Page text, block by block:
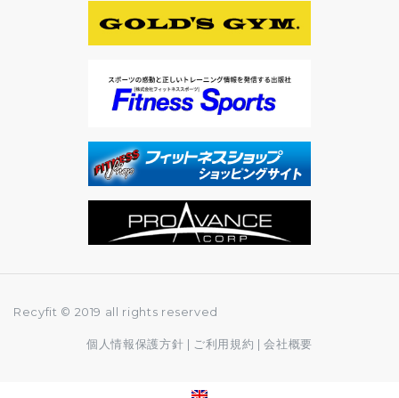
Recyfit © 2019 all rights reserved
個人情報保護方針 | ご利用規約 |会社概要